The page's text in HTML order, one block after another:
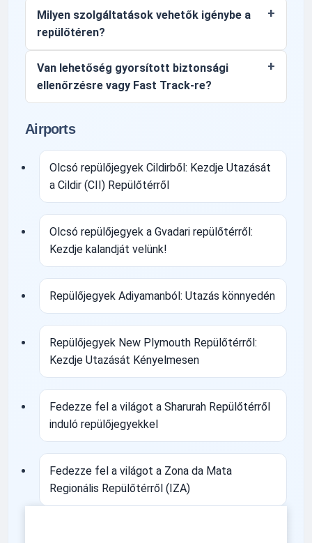
Milyen szolgáltatások vehetők igénybe a
repülőtéren?
Van lehetőség gyorsított biztonsági
ellenőrzésre vagy Fast Track-re?
Airports
Olcsó repülőjegyek Cildirből: Kezdje Utazását
a Cildir (CII) Repülőtérről
Olcsó repülőjegyek a Gvadari repülőtérről:
Kezdje kalandját velünk!
Repülőjegyek Adiyamanból: Utazás könnyedén
Repülőjegyek New Plymouth Repülőtérről:
Kezdje Utazását Kényelmesen
Fedezze fel a világot a Sharurah Repülőtérről
induló repülőjegyekkel
Fedezze fel a világot a Zona da Mata
Regionális Repülőtérről (IZA)